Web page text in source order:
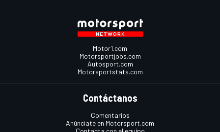
Motor1.com
Motorsportjobs.com
Autosport.com
Motorsportstats.com
Contáctanos
Comentarios
Anúnciate en Motorsport.com